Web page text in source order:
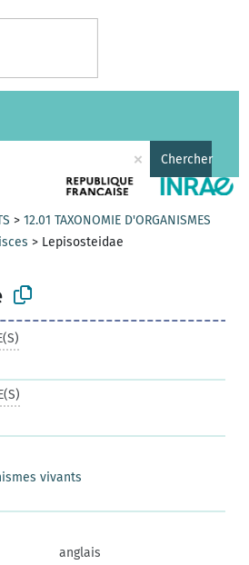
× Chercher
>12.01 TAXONOMIE D'ORGANISMES
> Lepisosteidae
vivants
anglais